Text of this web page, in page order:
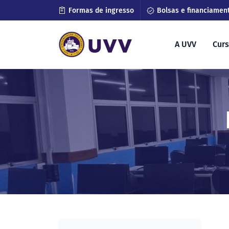
Formas de ingresso Bolsas e
A UVV